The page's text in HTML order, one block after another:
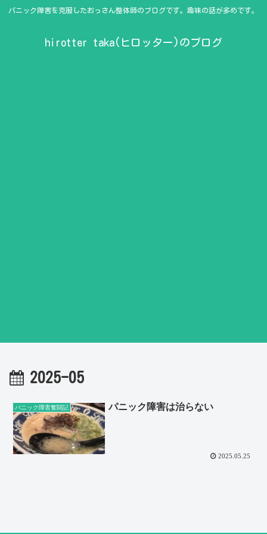
パニック障害を克服したおっさん整体師のブログです。趣味の話が多めです。
hirotter taka(ヒロッター)のブログ
2025-05
パニック障害奮闘記 パニック障害は治らない
2025.05.25